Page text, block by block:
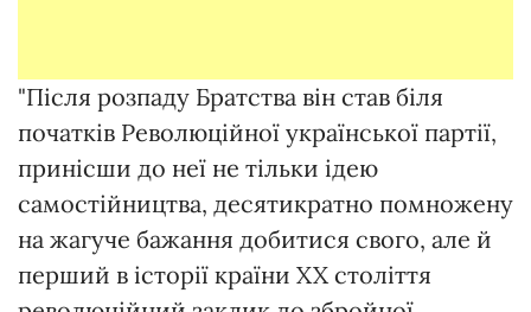
"Після розпаду Братства він став біля
початків Революційної української партії,
принісши до неї не тільки ідею
самостійництва, десятикратно помножену
на жагуче бажання добитися свого, але й
перший в історії країни XX століття